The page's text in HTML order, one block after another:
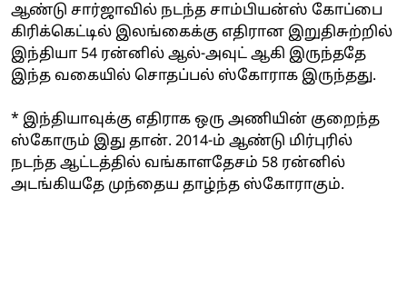
ஆண்டு சார்ஜாவில் நடந்த சாம்பியன்ஸ் கோப்பை
கிரிக்கெட்டில் இலங்கைக்கு எதிரான இறுதிசுற்றில்
இந்தியா 54 ரன்னில் ஆல்-அவுட் ஆகி இருந்ததே
இந்த வகையில் சொதப்பல் ஸ்கோராக இருந்தது.
* இந்தியாவுக்கு எதிராக ஒரு அணியின் குறைந்த
ஸ்கோரும் இது தான். 2014-ம் ஆண்டு மிர்புரில்
நடந்த ஆட்டத்தில் வங்காளதேசம் 58 ரன்னில்
அடங்கியதே முந்தைய தாழ்ந்த ஸ்கோராகும்.